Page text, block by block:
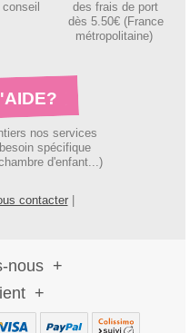
des frais de port
dès 5.50€ (France
métropolitaine)
nos services
spécifique
d'enfant...)
contacter|
nous